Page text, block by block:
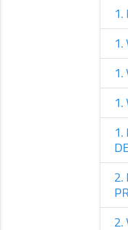
1.
1.
1.
1.
1.
2.
2.